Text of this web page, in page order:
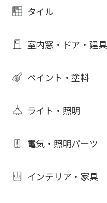
タイル
室内窓・ドア・建具
ペイント・塗料
ライト・照明
電気・照明パーツ
インテリア・家具